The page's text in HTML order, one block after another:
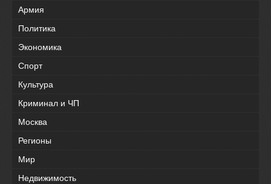
Армия
Политика
Экономика
Спорт
Культура
Криминал и ЧП
Москва
Регионы
Мир
Недвижимость